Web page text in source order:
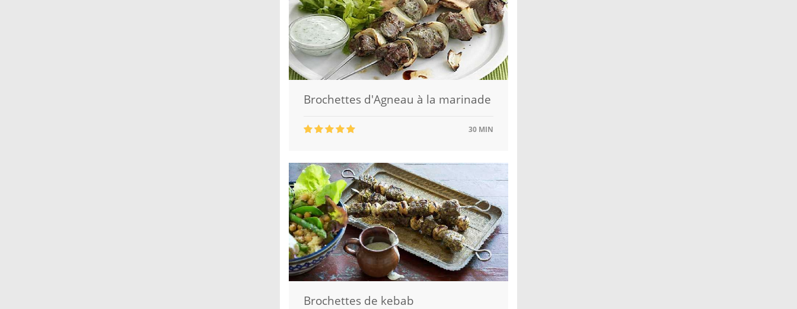
Brochettes d'Agneau à la marinade
30 MIN
Brochettes de kebab